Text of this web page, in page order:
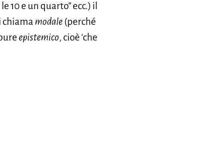
10 e un quarto” ecc.) il
chiama modale(perché
epistemico, cioè ‘che